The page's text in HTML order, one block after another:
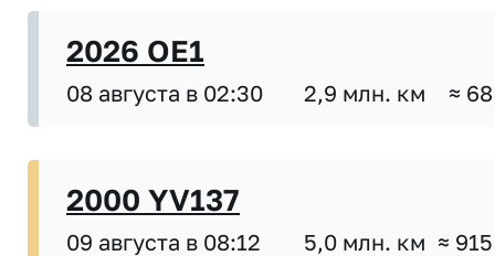
2026 OE1
08 августа в 02:30 2,9 млн. км ≈
2000 YV137
09 августа в 08:12 5,0 млн. км ≈